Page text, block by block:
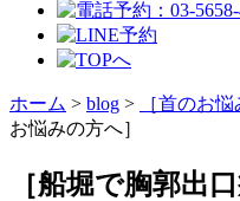
ホーム > blog > ［首のお悩
お悩みの方へ］
［船堀で胸郭出